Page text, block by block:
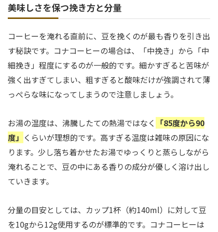
美味しさを保つ挽き方と分量
コーヒーを淹れる直前に、豆を挽くのが最も香りを引き出
す秘訣です。コナコーヒーの場合は、「中挽き」から「中
細挽き」程度にするのが一般的です。細かすぎると苦味が
強く出すぎてしまい、粗すぎると酸味だけが強調されて薄
っぺらな味になってしまうので注意しましょう。
お湯の温度は、沸騰したての熱湯ではなく
「85度から90
度」 くらいが理想的です。高すぎる温度は雑味の原因にな
ります。少し落ち着かせたお湯でゆっくりと蒸らしながら
淹れることで、豆の中にある香りの成分が優しく溶け出し
ていきます。
分量の目安としては、カップ1杯（約140ml）に対して豆
を10gから12g使用するのが標準的です。コナコーヒーは